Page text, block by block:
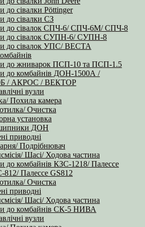
до сівалки Pöttinger
до сівалки СЗ
до сівалок СПЧ-6/ СПЧ-6М/ СПЧ-8
до сівалок СУПН-6/ СУПН-8
до сівалок УПС/ ВЕСТА
до жниварок ПСП-10 та ПСП-1.5
до комбайнів ДОН-1500А /
/ АКРОС / ВЕКТОР
вузли
Похила камера
Очистка
установка
ДОН
приводні
Подрібнювач
Шасі/ Ходова частина
до комбайнів КЗС-1218/ Палессе
Палессе GS812
Очистка
приводні
Шасі/ Ходова частина
до комбайнів СК-5 НИВА
вузли